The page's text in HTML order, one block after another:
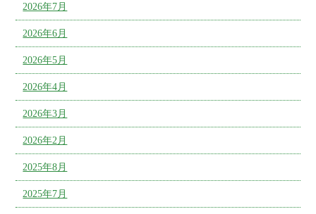
2026年7月
2026年6月
2026年5月
2026年4月
2026年3月
2026年2月
2025年8月
2025年7月